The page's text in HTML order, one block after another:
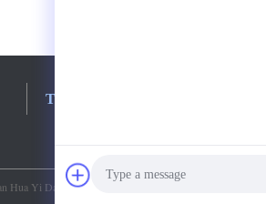
Телефон:
Hua Yi Da Spring Machinery Co., Ltd. All Rights Reserved.